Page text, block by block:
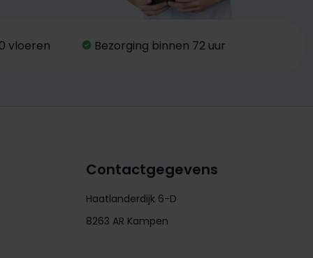
vloeren Bezorging binnen 72 uur
Contactgegevens
Haatlanderdijk 6-D
8263 AR Kampen